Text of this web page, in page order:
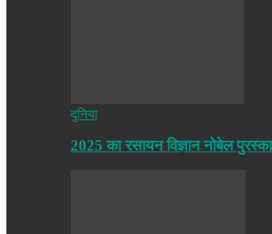
दुनिया
2025 का रसायन विज्ञान नोबेल